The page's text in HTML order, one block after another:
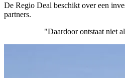
De Regio Deal beschikt over een
partners.
"Daardoor ontstaat niet